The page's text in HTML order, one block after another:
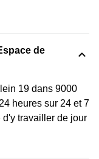
de
19 dans 9000
heures sur 24 et 7
d'y travailler de jour